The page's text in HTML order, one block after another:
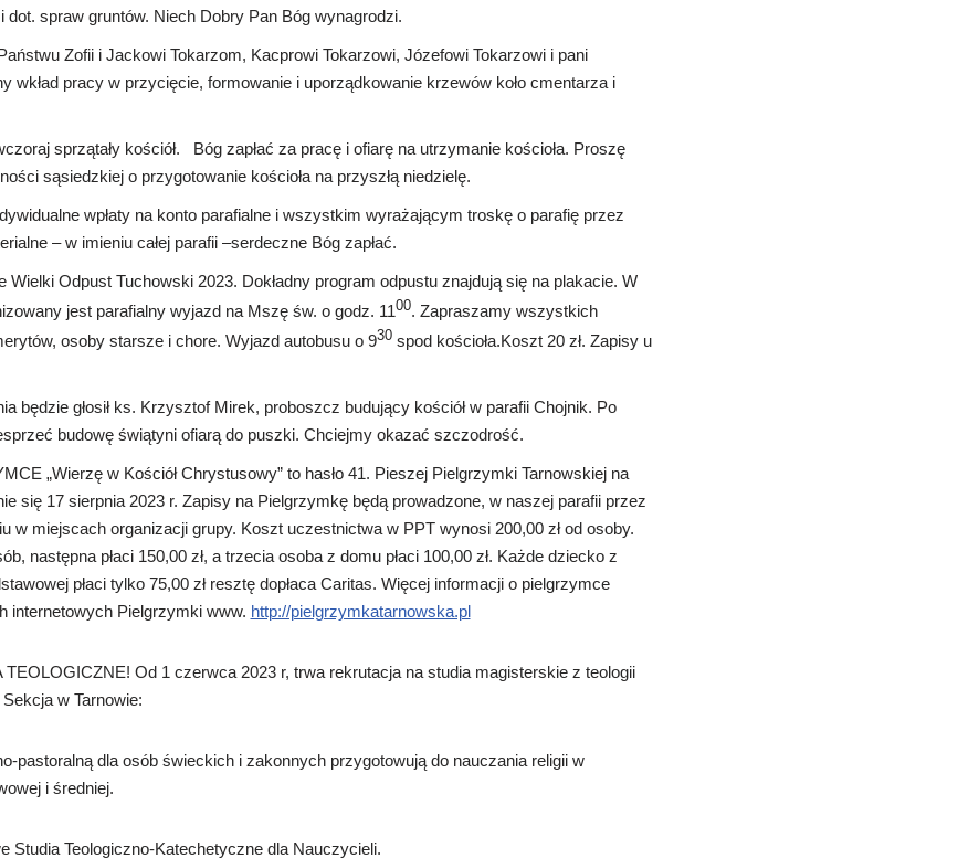
dot. spraw gruntów. Niech Dobry Pan Bóg wynagrodzi.
Zofii i Jackowi Tokarzom, Kacprowi Tokarzowi, Józefowi Tokarzowi i pani
wkład pracy w przycięcie, formowanie i uporządkowanie krzewów koło cmentarza i
sprzątały kościół. Bóg zapłać za pracę i ofiarę na utrzymanie kościoła. Proszę
sąsiedzkiej o przygotowanie kościoła na przyszłą niedzielę.
wpłaty na konto parafialne i wszystkim wyrażającym troskę o parafię przez
– w imieniu całej parafii –serdeczne Bóg zapłać.
Wielki Odpust Tuchowski 2023. Dokładny program odpustu znajdują się na plakacie. W
jest parafialny wyjazd na Mszę św. o godz. 1100. Zapraszamy wszystkich
osoby starsze i chore. Wyjazd autobusu o 930 spod kościoła.Koszt 20 zł. Zapisy u
będzie głosił ks. Krzysztof Mirek, proboszcz budujący kościół w parafii Chojnik. Po
budowę świątyni ofiarą do puszki. Chciejmy okazać szczodrość.
„Wierzę w Kościół Chrystusowy” to hasło 41. Pieszej Pielgrzymki Tarnowskiej na
się 17 sierpnia 2023 r. Zapisy na Pielgrzymkę będą prowadzone, w naszej parafii przez
w miejscach organizacji grupy. Koszt uczestnictwa w PPT wynosi 200,00 zł od osoby.
następna płaci 150,00 zł, a trzecia osoba z domu płaci 100,00 zł. Każde dziecko z
płaci tylko 75,00 zł resztę dopłaca Caritas. Więcej informacji o pielgrzymce
internetowych Pielgrzymki www. http://pielgrzymkatarnowska.pl
Od 1 czerwca 2023 r, trwa rekrutacja na studia magisterskie z teologii
w Tarnowie:
pastoralną dla osób świeckich i zakonnych przygotowują do nauczania religii w
i średniej.
Studia Teologiczno-Katechetyczne dla Nauczycieli.